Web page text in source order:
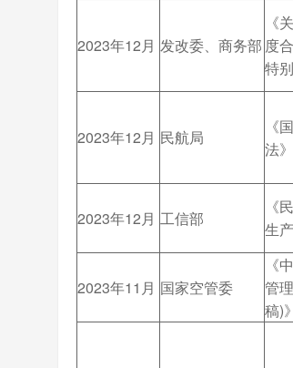
2023年12月 发改委、商务部
《
度
特
2023年12月 民航局
《
法》
2023年12月 工信部
《
生
2023年11月 国家空管委
《
管
稿)》